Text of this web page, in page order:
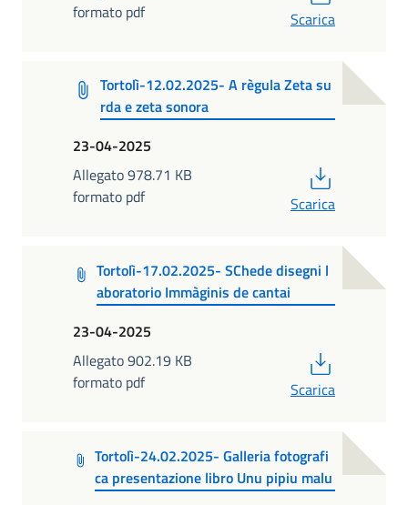
formato pdf
Scarica
Tortolì-12.02.2025- A règula Zeta su
rda e zeta sonora
23-04-2025
Allegato 978.71 KB
formato pdf
Scarica
Tortolì-17.02.2025- SChede disegni l
aboratorio Immàginis de cantai
23-04-2025
Allegato 902.19 KB
formato pdf
Scarica
Tortolì-24.02.2025- Galleria fotografi
ca presentazione libro Unu pipiu malu